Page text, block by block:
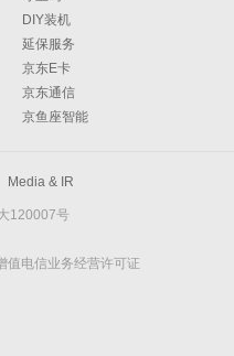
DIY装机
延保服务
京东E卡
京东通信
京鱼座智能
Media & IR
120007号
值电信业务经营许可证